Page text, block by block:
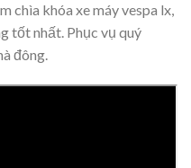
chìa khóa xe máy vespa lx,
tốt nhất. Phục vụ quý
đông.